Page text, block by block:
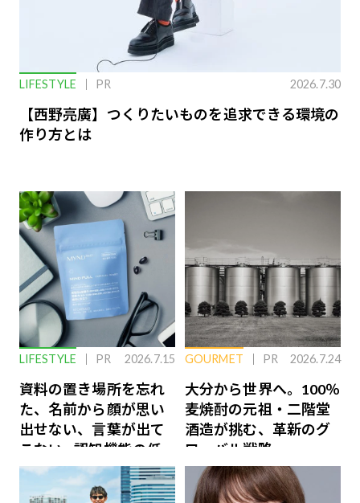
LIFESTYLE PR 2026.7.30
【西野亮廣】つくりたいものを追求できる環境の
作り方とは
LIFESTYLE PR 2026.7.15
資料の置き場所を忘れ
た、名前から顔が思い
出せない、言葉が出て
こない…認知機能の低
下を救う、脳のインナ
ーケアとは
GOURMET PR 2026.7.24
大分から世界へ。100％
麦焼酎の元祖・二階堂
酒造が挑む、革新のグ
ローバル戦略